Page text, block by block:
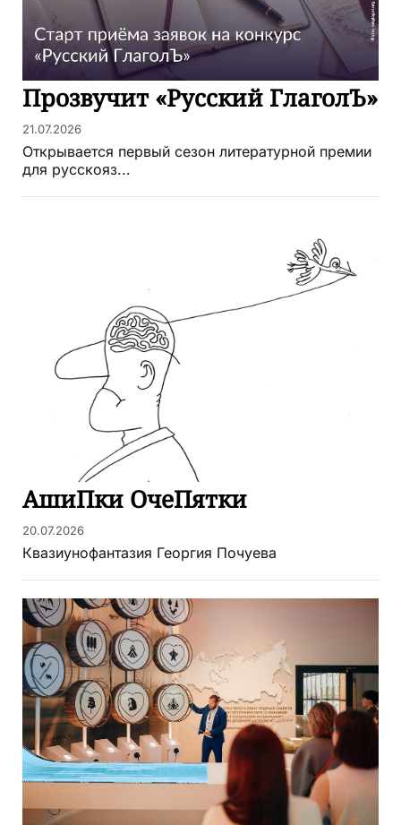
Прозвучит «Русский ГлаголЪ»
21.07.2026
Открывается первый сезон литературной премии
для русскояз...
АшиПки ОчеПятки
20.07.2026
Квазиунофантазия Георгия Почуева